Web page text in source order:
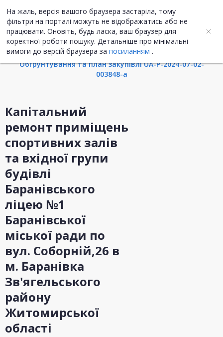
На жаль, версія вашого браузера застаріла, тому
фільтри на порталі можуть не відображатись або не
працювати. Оновіть, будь ласка, ваш браузер для
коректної роботи пошуку. Детальніше про мінімальні
вимоги до версій браузера за посиланням .
UA ENG
Інформація про закупівлю
Обгрунтування та план закупівлі UA-P-2024-07-02-
003848-a
Капітальний
ремонт приміщень
спортивних залів
та вхідної групи
будівлі
Баранівського
ліцею №1
Баранівської
міської ради по
вул. Соборній,26 в
м. Баранівка
Зв'ягельського
району
Житомирської
області